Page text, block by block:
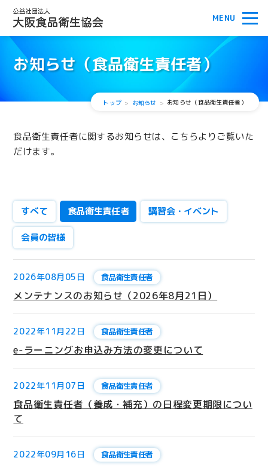
お知らせ（食品衛生責任者）
トップ お知らせ お知らせ（食品衛生責任者）
食品衛生責任者に関するお知らせは、こちらよりご覧いた
だけます。
すべて 食品衛生責任者 講習会・イベント
会員の皆様
2026年08月05日 食品衛生責任者
メンテナンスのお知らせ（2026年8月21日）
2022年11月22日 食品衛生責任者
e-ラーニングお申込み方法の変更について
2022年11月07日 食品衛生責任者
食品衛生責任者（養成・補充）の日程変更期限につい
て
2022年09月16日 食品衛生責任者